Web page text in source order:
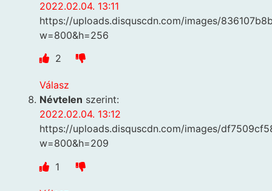
2022.02.04. 13:11
https://uploads.disquscdn.com/images/
w=800&h=256
2
Válasz
Névtelen szerint:
2022.02.04. 13:12
https://uploads.disquscdn.com/images/
w=800&h=209
1